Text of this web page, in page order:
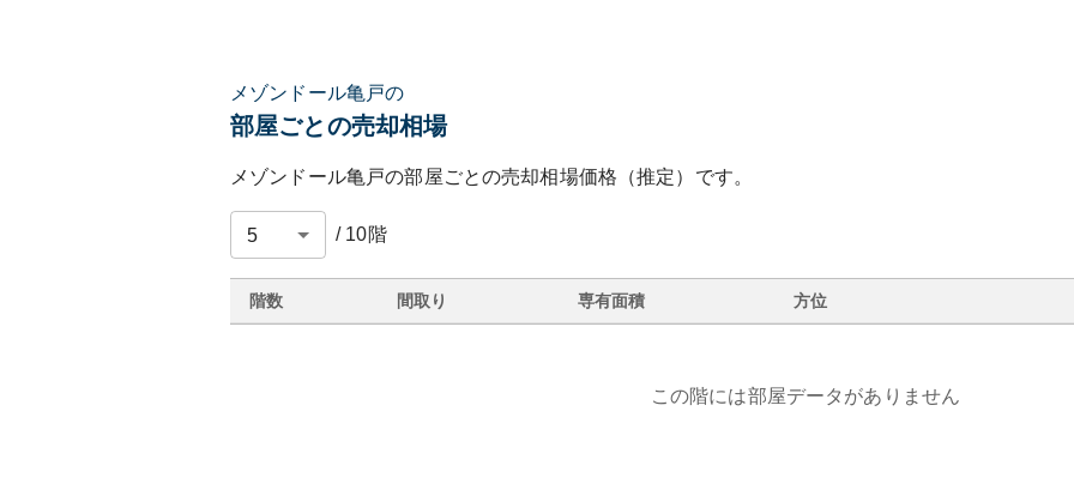
メゾンドール亀戸の
部屋ごとの売却相場
メゾンドール亀戸の部屋ごとの売却相場価格（推定）です。
/ 10階
階数 間取り 専有面積 方位
この階には部屋データがありません